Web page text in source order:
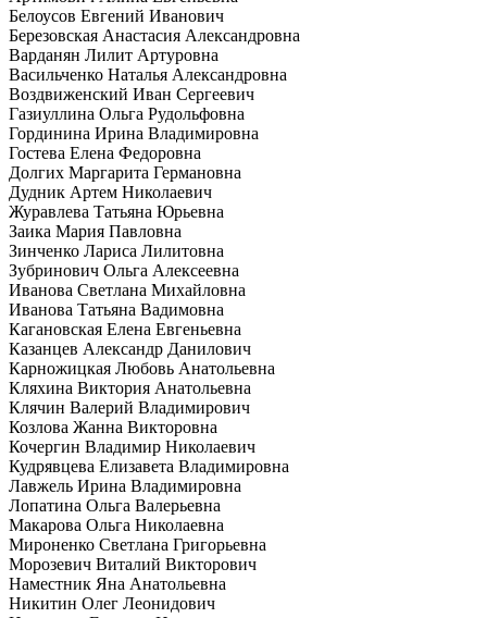
Белоусов Евгений Иванович
Березовская Анастасия Александровна
Варданян Лилит Артуровна
Васильченко Наталья Александровна
Воздвиженский Иван Сергеевич
Газиуллина Ольга Рудольфовна
Гординина Ирина Владимировна
Гостева Елена Федоровна
Долгих Маргарита Германовна
Дудник Артем Николаевич
Журавлева Татьяна Юрьевна
Заика Мария Павловна
Зинченко Лариса Лилитовна
Зубринович Ольга Алексеевна
Иванова Светлана Михайловна
Иванова Татьяна Вадимовна
Кагановская Елена Евгеньевна
Казанцев Александр Данилович
Карножицкая Любовь Анатольевна
Кляхина Виктория Анатольевна
Клячин Валерий Владимирович
Козлова Жанна Викторовна
Кочергин Владимир Николаевич
Кудрявцева Елизавета Владимировна
Лавжель Ирина Владимировна
Лопатина Ольга Валерьевна
Макарова Ольга Николаевна
Мироненко Светлана Григорьевна
Морозевич Виталий Викторович
Наместник Яна Анатольевна
Никитин Олег Леонидович